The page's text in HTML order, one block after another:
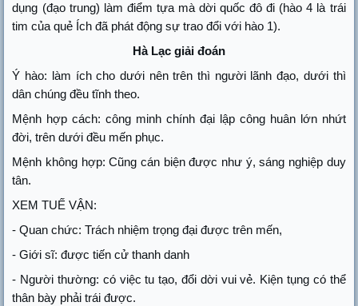
dụng (đạo trung) làm điểm tựa mà dời quốc đô đi (hào 4 là trái
tim của quẻ Ích đã phát động sự trao đổi với hào 1).
Hà Lạc giải đoán
Ý hào: làm ích cho dưới nên trên thì người lãnh đạo, dưới thì
dân chúng đều tĩnh theo.
Mệnh hợp cách: công minh chính đại lập công huân lớn nhứt
đời, trên dưới đều mến phục.
Mệnh không hợp: Cũng cán biện được như ý, sáng nghiệp duy
tân.
XEM TUẾ VẬN:
- Quan chức: Trách nhiệm trọng đại được trên mến,
- Giới sĩ: được tiến cử thanh danh
- Người thường: có việc tu tạo, đổi dời vui vẻ. Kiện tụng có thể
thân bày phải trái được.